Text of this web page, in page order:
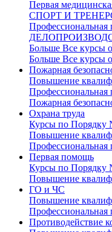
Первая
СПОРТ И
Профессиональная
Больше Все курсы
Больше Все курсы
Пожарная
Повышение
Профессиональная
Пожарная
Охрана труда
Курсы по Порядку
Повышение
Профессиональная
Первая помощь
Курсы по Порядку
Повышение
ГО и ЧС
Повышение
Профессиональная
Противодействие